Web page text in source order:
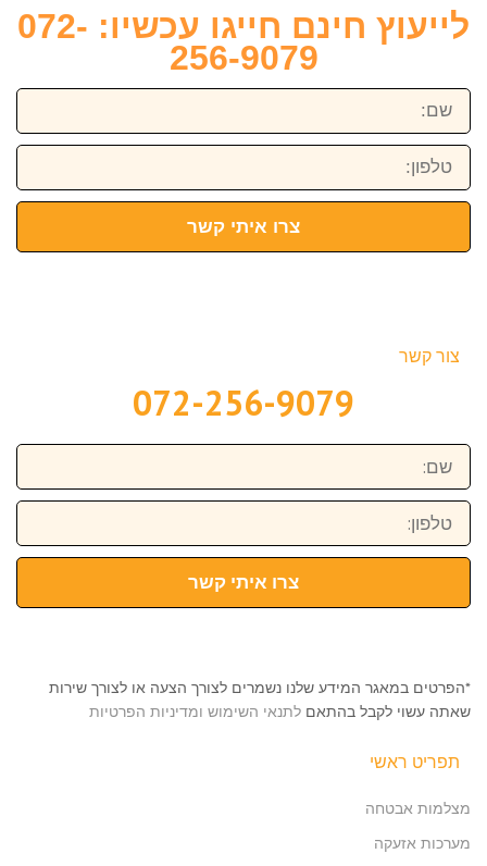
לייעוץ חינם חייגו עכשיו: 072-
256-9079
שם:
טלפון:
צרו איתי קשר
צור קשר
072-256-9079
שם:
טלפון:
צרו איתי קשר
*הפרטים במאגר המידע שלנו נשמרים לצורך הצעה או לצורך שירות
שאתה עשוי לקבל בהתאם לתנאי השימוש ומדיניות הפרטיות
תפריט ראשי
מצלמות אבטחה
מערכות אזעקה